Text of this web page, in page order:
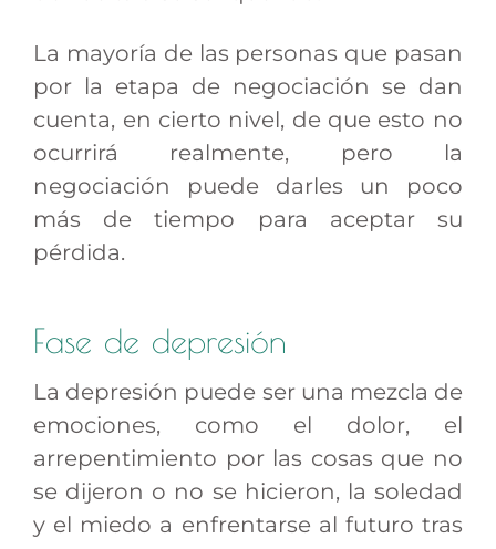
La mayoría de las personas que pasan
por la etapa de negociación se dan
cuenta, en cierto nivel, de que esto no
ocurrirá realmente, pero la
negociación puede darles un poco
más de tiempo para aceptar su
pérdida.
Fase de depresión
La depresión puede ser una mezcla de
emociones, como el dolor, el
arrepentimiento por las cosas que no
se dijeron o no se hicieron, la soledad
y el miedo a enfrentarse al futuro tras